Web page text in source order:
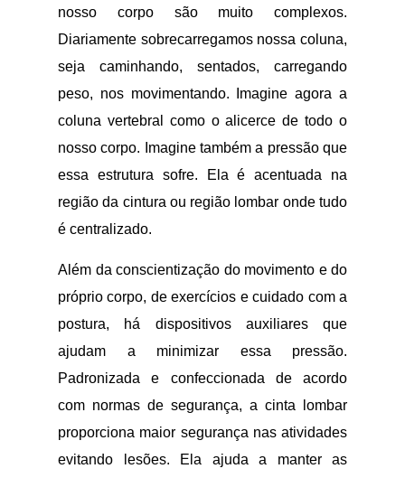
nosso corpo são muito complexos.
Diariamente sobrecarregamos nossa coluna,
seja caminhando, sentados, carregando
peso, nos movimentando. Imagine agora a
coluna vertebral como o alicerce de todo o
nosso corpo. Imagine também a pressão que
essa estrutura sofre. Ela é acentuada na
região da cintura ou região lombar onde tudo
é centralizado.
Além da conscientização do movimento e do
próprio corpo, de exercícios e cuidado com a
postura, há dispositivos auxiliares que
ajudam a minimizar essa pressão.
Padronizada e confeccionada de acordo
com normas de segurança, a cinta lombar
proporciona maior segurança nas atividades
evitando lesões. Ela ajuda a manter as